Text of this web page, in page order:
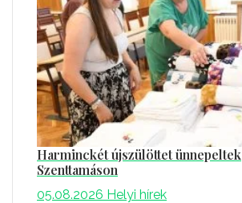
Harminckét újszülöttet ünnepeltek
Szenttamáson
05.08.2026 Helyi hírek